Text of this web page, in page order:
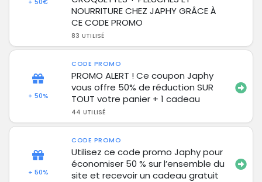
NOURRITURE CHEZ JAPHY GRÂCE À
CE CODE PROMO
83 UTILISÉ
+ 50%
CODE PROMO
PROMO ALERT ! Ce coupon Japhy
vous offre 50% de réduction SUR
TOUT votre panier + 1 cadeau
44 UTILISÉ
+ 50%
CODE PROMO
Utilisez ce code promo Japhy pour
économiser 50 % sur l’ensemble du
site et recevoir un cadeau gratuit